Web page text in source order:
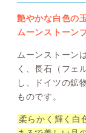
艶やかな白色の
ムーンストーン
ムーンストーン
く、長石（フェ
し、ドイツの鉱
ものです。
柔らかく輝く白